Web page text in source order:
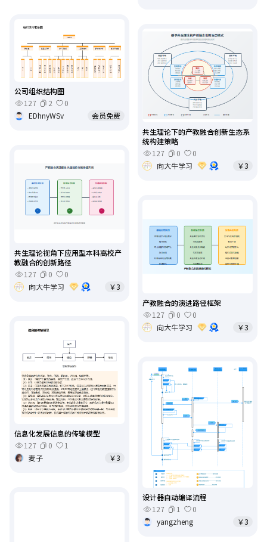
公司组织结构图
127
2
0
EDhnyWSv
会员免费
共生理论下的产教融合创新生态系
统构建策略
127
0
0
向大牛学习
￥3
共生理论视角下应用型本科高校产
教融合的创新路径
127
0
0
向大牛学习
￥3
产教融合的演进路径框架
127
0
0
向大牛学习
￥3
信息化发展信息的传输模型
127
0
1
麦子
￥3
设计器自动编译流程
127
1
0
yangzheng
￥3